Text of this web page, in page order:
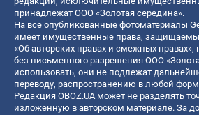
принадлежат ООО «Золотая середина».
На все опубликованные фотоматериалы
имеет имущественные права,
«Об авторских правах и смежных правах»,
без письменного разрешения ООО
использовать, они не подлежат
переводу, распространению в любой
Редакция OBOZ.UA может не разделять
изложенную в авторском материале. За